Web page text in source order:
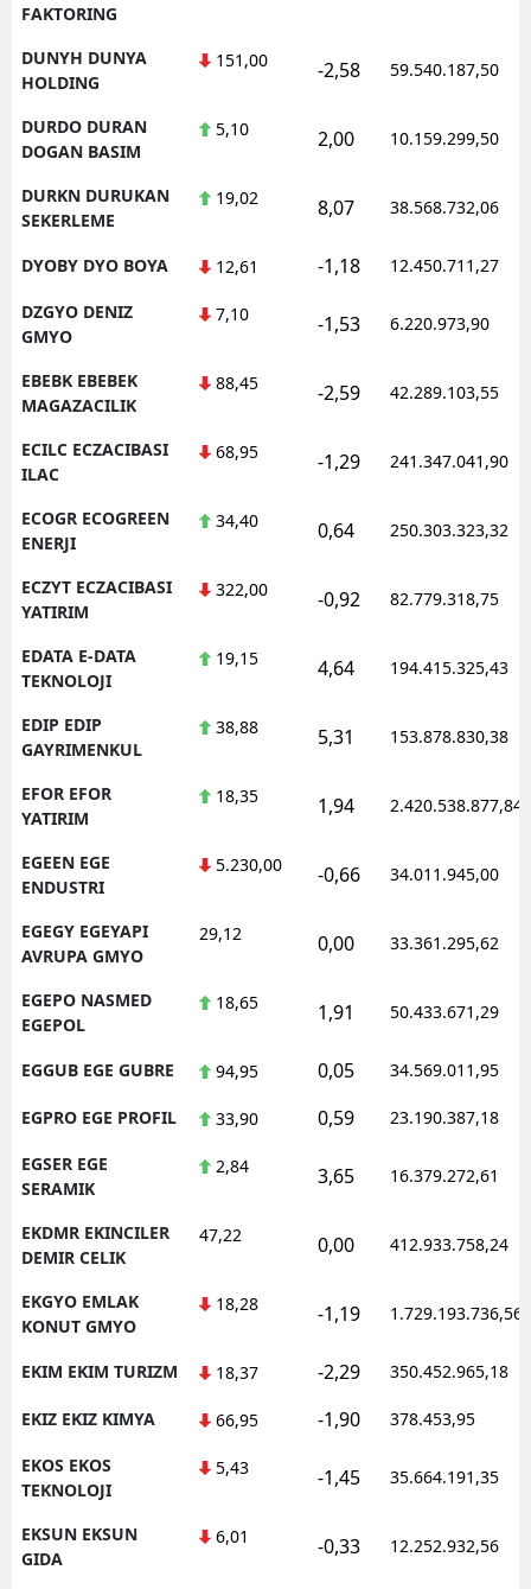
FAKTORING
DUNYH DUNYA
HOLDING
151,00 -2,58 59.540.187,50
DURDO DURAN
DOGAN BASIM
5,10 2,00 10.159.299,50
DURKN DURUKAN
SEKERLEME
19,02 8,07 38.568.732,06
DYOBY DYO BOYA 12,61 -1,18 12.450.711,27
DZGYO DENIZ
GMYO
7,10 -1,53 6.220.973,90
EBEBK EBEBEK
MAGAZACILIK
88,45 -2,59 42.289.103,55
ECILC ECZACIBASI
ILAC
68,95 -1,29 241.347.041,90
ECOGR ECOGREEN
ENERJI
34,40 0,64 250.303.323,32
ECZYT ECZACIBASI
YATIRIM
322,00 -0,92 82.779.318,75
EDATA E-DATA
TEKNOLOJI
19,15 4,64 194.415.325,43
EDIP EDIP
GAYRIMENKUL
38,88 5,31 153.878.830,38
EFOR EFOR
YATIRIM
18,35 1,94 2.420.538.877,84
EGEEN EGE
ENDUSTRI
5.230,00 -0,66 34.011.945,00
EGEGY EGEYAPI
AVRUPA GMYO
29,12 0,00 33.361.295,62
EGEPO NASMED
EGEPOL
18,65 1,91 50.433.671,29
EGGUB EGE GUBRE 94,95 0,05 34.569.011,95
EGPRO EGE PROFIL 33,90 0,59 23.190.387,18
EGSER EGE
SERAMIK
2,84 3,65 16.379.272,61
EKDMR EKINCILER
DEMIR CELIK
47,22 0,00 412.933.758,24
EKGYO EMLAK
KONUT GMYO
18,28 -1,19 1.729.193.736,56
EKIM EKIM TURIZM 18,37 -2,29 350.452.965,18
EKIZ EKIZ KIMYA 66,95 -1,90 378.453,95
EKOS EKOS
TEKNOLOJI
5,43 -1,45 35.664.191,35
EKSUN EKSUN
GIDA
6,01 -0,33 12.252.932,56